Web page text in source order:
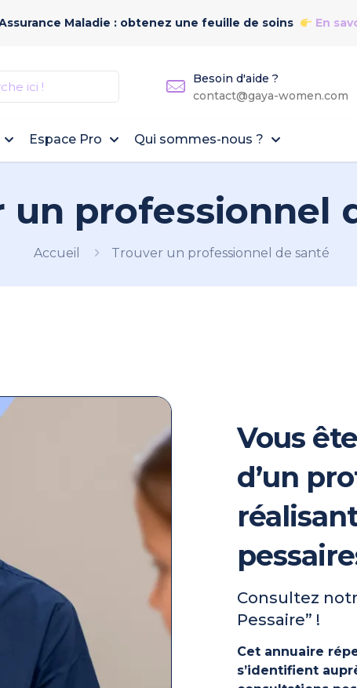
Maladie : obtenez une feuille de soins En
Besoin d'aide ?
contact@gaya-women.com
Espace Pro Qui sommes-nous ?
un professionnel
Accueil Trouver un professionnel de santé
Vous
d’un
Consultez
Pessaire” !
Cet annuaire
s’identifient